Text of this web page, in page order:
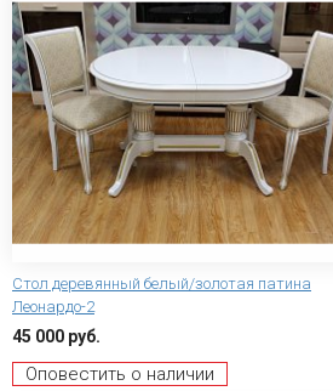
Стол деревянный белый/золотая патина
Леонардо-2
45 000 руб.
Оповестить о наличии